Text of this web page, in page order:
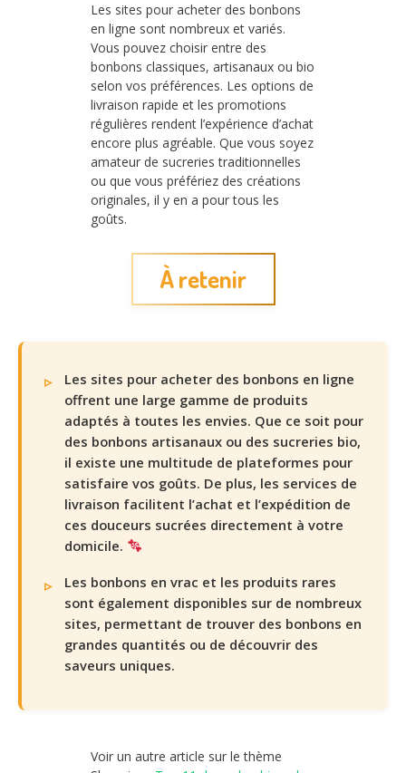
Les sites pour acheter des bonbons
en ligne sont nombreux et variés.
Vous pouvez choisir entre des
bonbons classiques, artisanaux ou bio
selon vos préférences. Les options de
livraison rapide et les promotions
régulières rendent l’expérience d’achat
encore plus agréable. Que vous soyez
amateur de sucreries traditionnelles
ou que vous préfériez des créations
originales, il y en a pour tous les
goûts.
À retenir
Les sites pour acheter des bonbons en ligne
offrent une large gamme de produits
adaptés à toutes les envies. Que ce soit pour
des bonbons artisanaux ou des sucreries bio,
il existe une multitude de plateformes pour
satisfaire vos goûts. De plus, les services de
livraison facilitent l’achat et l’expédition de
ces douceurs sucrées directement à votre
domicile.
Les bonbons en vrac et les produits rares
sont également disponibles sur de nombreux
sites, permettant de trouver des bonbons en
grandes quantités ou de découvrir des
saveurs uniques.
Voir un autre article sur le thème